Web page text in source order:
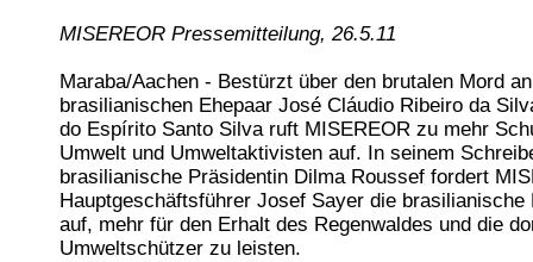
MISEREOR Pressemitteilung, 26.5.11
Maraba/Aachen - Bestürzt über den brutalen Mord
brasilianischen Ehepaar José Cláudio Ribeiro da
do Espírito Santo Silva ruft MISEREOR zu mehr
Umwelt und Umweltaktivisten auf. In seinem
brasilianische Präsidentin Dilma Roussef fordert
Hauptgeschäftsführer Josef Sayer die brasilianische
auf, mehr für den Erhalt des Regenwaldes und die
Umweltschützer zu leisten.